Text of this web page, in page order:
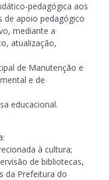
pedagógica aos
de apoio pedagógico
mediante a
atualização,
de Manutenção e
e de
educacional.
à cultura;
de bibliotecas,
da Prefeitura do